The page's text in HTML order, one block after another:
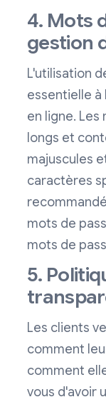
4. Mots
gestion
L'utilisation
essentielle
en ligne.
longs et
majuscules
caractères
mots de
mots de
5.
Les clients
comment
comment
vous d'avoir